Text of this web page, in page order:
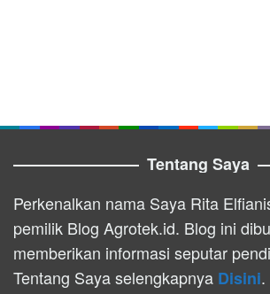
Tentang Saya
Perkenalkan nama Saya Rita
pemilik Blog Agrotek.id. Blog ini
memberikan informasi seputar
Tentang Saya selengkapnya Disini.